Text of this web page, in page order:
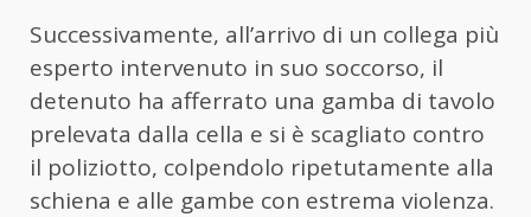
Successivamente, all’arrivo di un collega più
esperto intervenuto in suo soccorso, il
detenuto ha afferrato una gamba di tavolo
prelevata dalla cella e si è scagliato contro
il poliziotto, colpendolo ripetutamente alla
schiena e alle gambe con estrema violenza.